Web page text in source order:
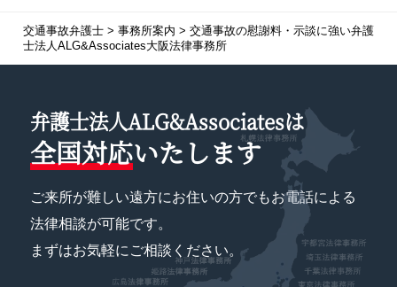
交通事故弁護士> 事務所案内 > 交通事故の慰謝料・示談に強い弁護
士法人ALG&Associates大阪法律事務所
弁護士法人ALG&Associatesは
全国対応いたします
ご来所が難しい遠方にお住いの方でもお電話による
法律相談が可能です。
まずはお気軽にご相談ください。